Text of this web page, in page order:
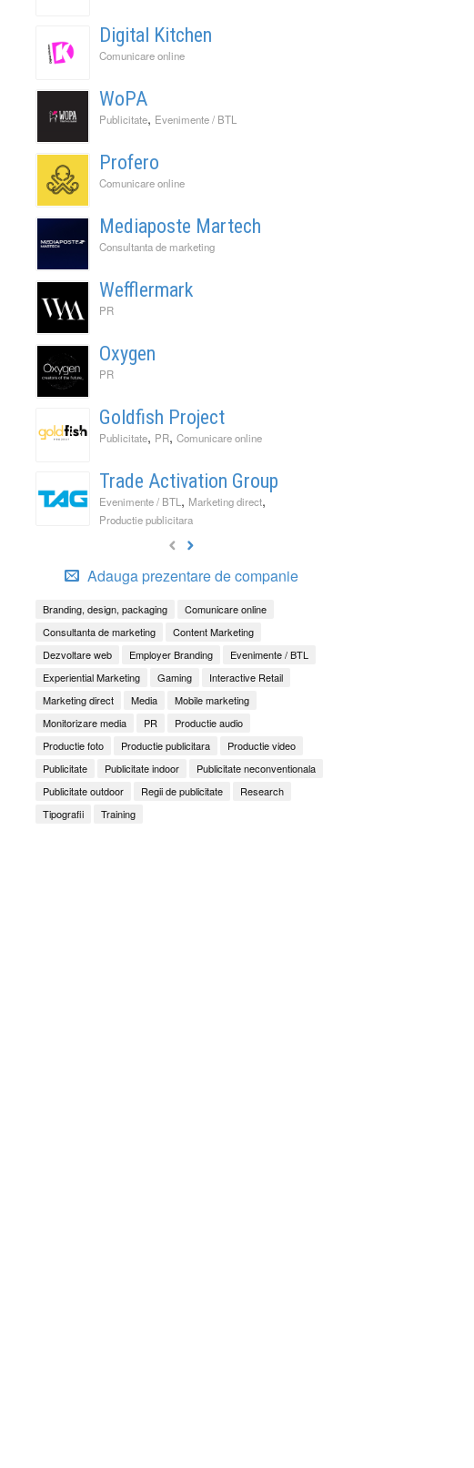
Digital Kitchen
Comunicare online
WoPA
Publicitate, Evenimente / BTL
Profero
Comunicare online
Mediaposte Martech
Consultanta de marketing
Wefflermark
PR
Oxygen
PR
Goldfish Project
Publicitate, PR, Comunicare online
Trade Activation Group
Evenimente / BTL , Marketing direct,
Productie publicitara
Adauga prezentare de companie
Branding, design, packaging
Comunicare online
Consultanta de marketing
Content Marketing
Dezvoltare web
Employer Branding
Evenimente / BTL
Experiential Marketing
Gaming
Interactive Retail
Marketing direct
Media
Mobile marketing
Monitorizare media
PR
Productie audio
Productie foto
Productie publicitara
Productie video
Publicitate
Publicitate indoor
Publicitate neconventionala
Publicitate outdoor
Regii de publicitate
Research
Tipografii
Training